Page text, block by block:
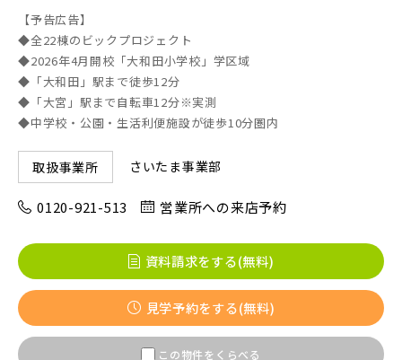
JR東北本線 [宇都宮線]
JR高崎線
JR武蔵野線
JR常磐線 [快速]
【予告広告】リーズン青砥 アイ・ラウンジ
地図にあるご希望の物件アイコンをクリックすると
物件詳細が表示されます
見学OK
見学不可
すぐに入居可能
画像
すべて 外観
内観
キッチン
その他 関連画像
こだわり条件
指定なし
すぐに入居可能
販売開始前の物件
埼玉県北足立郡伊奈町
【予告広告】
◆全22棟のビックプロジェクト
◆2026年4月開校「大和田小学校」学区域
◆「大和田」駅まで徒歩12分
◆「大宮」駅まで自転車12分※実測
◆中学校・公園・生活利便施設が徒歩10分圏内
取扱事業所 さいたま事業部
0120-921-513 営業所への来店予約
資料請求をする(無料)
見学予約をする(無料)
この物件をくらべる